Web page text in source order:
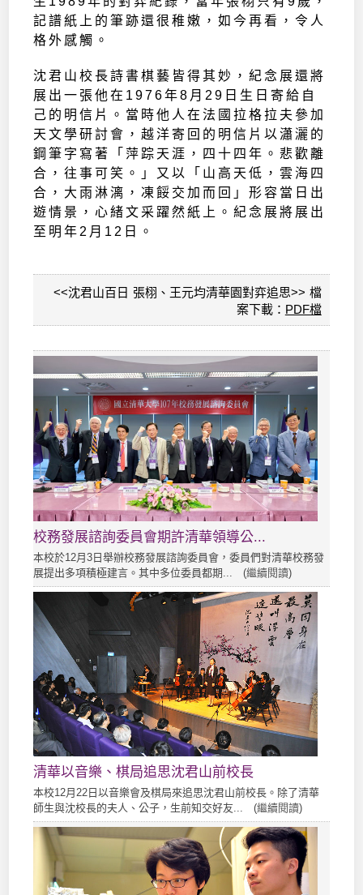
記譜紙上的筆跡還很稚嫩，如今再看，令人
格外感觸。
沈君山校長詩書棋藝皆得其妙，紀念展還將
展出一張他在1976年8月29日生日寄給自
己的明信片。當時他人在法國拉格拉夫參加
天文學研討會，越洋寄回的明信片以瀟灑的
鋼筆字寫著「萍踪天涯，四十四年。悲歡離
合，往事可笑。」又以「山高天低，雲海四
合，大雨淋漓，凍餒交加而回」形容當日出
遊情景，心緒文采躍然紙上。紀念展將展出
至明年2月12日。
<<沈君山百日 張栩、王元均清華園對弈追思>> 檔
案下載： PDF檔
校務發展諮詢委員會期許清華領導公...
本校於12月3日舉辦校務發展諮詢委員會，委員們對清華校務發
展提出多項積極建言。其中多位委員都期... (繼續閱讀)
清華以音樂、棋局追思沈君山前校長
本校12月22日以音樂會及棋局來追思沈君山前校長。除了清華
師生與沈校長的夫人、公子，生前知交好友... (繼續閱讀)